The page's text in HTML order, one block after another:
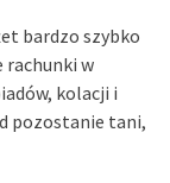
bardzo szybko
rachunki w
kolacji i
pozostanie tani,